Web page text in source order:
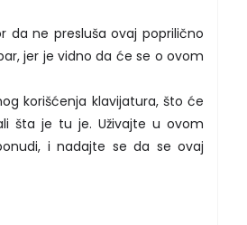
da ne presluša ovaj poprilično
jer je vidno da će se o ovom
korišćenja klavijatura, što će
šta je tu je. Uživajte u ovom
i nadajte se da se ovaj